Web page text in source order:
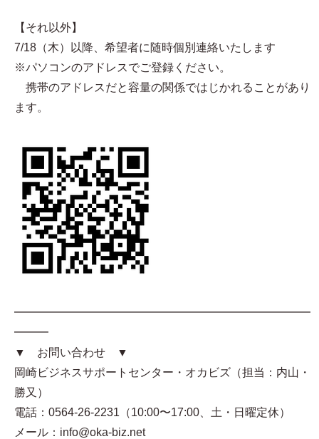
【それ以外】
7/18（木）以降、希望者に随時個別連絡いたします
※パソコンのアドレスでご登録ください。
携帯のアドレスだと容量の関係ではじかれることがあり
ます。
━━━━━━━━━━━━━━━━━━━━━━━━━━
━━━
▼ お問い合わせ ▼
岡崎ビジネスサポートセンター・オカビズ（担当：内山・
勝又）
電話：0564-26-2231（10:00〜17:00、土・日曜定休）
メール：info@oka-biz.net